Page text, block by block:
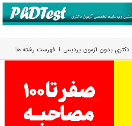
دکتری بدون آزمون پردیس + فهرست رشته ها